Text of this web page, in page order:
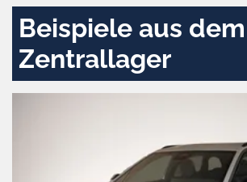
Beispiele aus dem
Zentrallager